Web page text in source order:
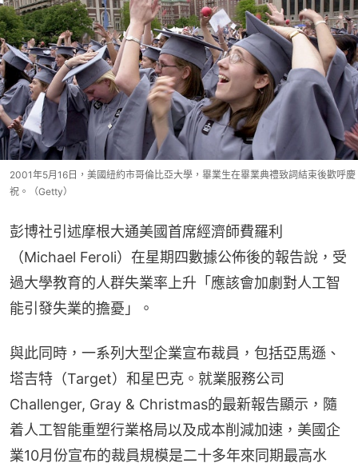
2001年5月16日，美國紐約市哥倫比亞大學，畢業生在畢業典禮致詞結束後歡呼慶
祝。（Getty）
彭博社引述摩根大通美國首席經濟師費羅利
（Michael Feroli）在星期四數據公佈後的報告說，受
過大學教育的人群失業率上升「應該會加劇對人工智
能引發失業的擔憂」。
與此同時，一系列大型企業宣布裁員，包括亞馬遜、
塔吉特（Target）和星巴克。就業服務公司
Challenger, Gray & Christmas的最新報告顯示，隨
着人工智能重塑行業格局以及成本削減加速，美國企
業10月份宣布的裁員規模是二十多年來同期最高水